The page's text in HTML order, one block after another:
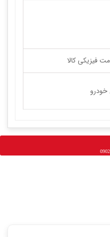
فیزیکی کالا
خودرو